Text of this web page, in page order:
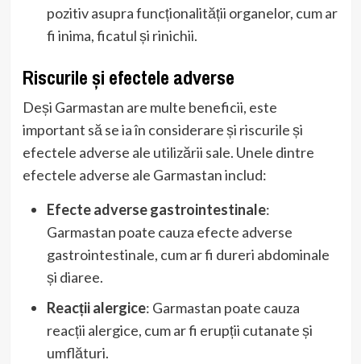
pozitiv asupra funcționalității organelor, cum ar
fi inima, ficatul și rinichii.
Riscurile și efectele adverse
Deși Garmastan are multe beneficii, este
important să se ia în considerare și riscurile și
efectele adverse ale utilizării sale. Unele dintre
efectele adverse ale Garmastan includ:
Efecte adverse gastrointestinale:
Garmastan poate cauza efecte adverse
gastrointestinale, cum ar fi dureri abdominale
și diaree.
Reacții alergice: Garmastan poate cauza
reacții alergice, cum ar fi erupții cutanate și
umflături.